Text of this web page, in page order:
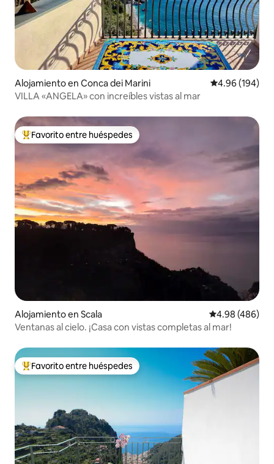
Alojamiento en Conca dei Marini Calificación
4.96 (194)
VILLA «ANGELA» con increíbles vistas al mar
Favorito entre huéspedes preferido
Favorito entre huéspedes
Alojamiento en Scala Calificación
4.98 (486)
Ventanas al cielo. ¡Casa con vistas completas al mar!
Favorito entre huéspedes preferido
Favorito entre huéspedes